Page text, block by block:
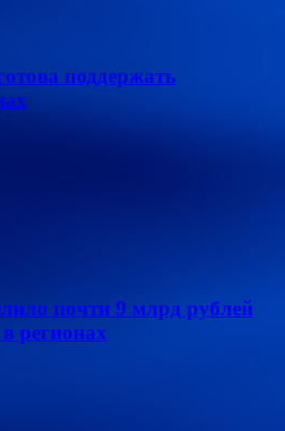
поддержать
почти 9 млрд рублей
регионах